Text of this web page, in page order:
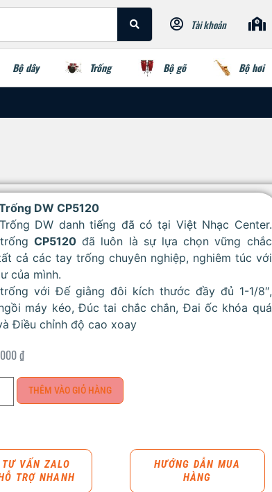
Tài khoản
Bộ dây Trống Bộ gõ Bộ hơi
DW CP5120
DW danh tiếng đã có tại Việt Nhạc Center.
trốngCP5120 đã luôn là sự lựa chọn vững chắc
cả các tay trống chuyên nghiệp, nghiêm túc với
của mình.
với Đế giằng đôi kích thước đầy đủ 1-1/8″,
máy kéo, Đúc tai chắc chắn, Đai ốc khóa quá
Điều chỉnh độ cao xoay
₫
THÊM VÀO GIỎ HÀNG
TƯ VẤN ZALO
TRỢ NHANH
HƯỚNG DẪN MUA
HÀNG